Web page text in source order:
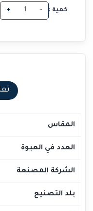
كمية : -
+
المقاس
العدد في العبوة
الشركة المصنعة
بلد التصنيع